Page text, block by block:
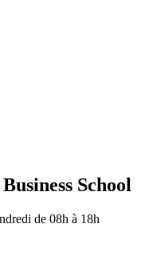
School
de 08h à 18h